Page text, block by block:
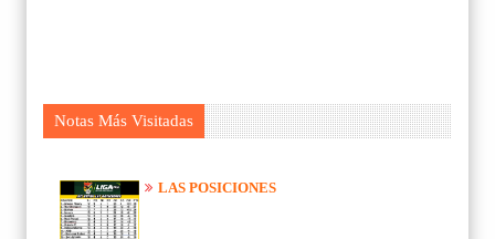
Notas Más Visitadas
LAS POSICIONES